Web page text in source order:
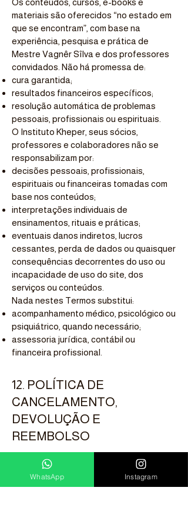
Os conteúdos, cursos, e-books e
materiais são oferecidos “no estado em
que se encontram”, com base na
experiência, pesquisa e prática de
Mestre Vagnêr Sîlva e dos professores
convidados. Não há promessa de:
cura garantida;
resultados financeiros específicos;
resolução automática de problemas
pessoais, profissionais ou espirituais.
O Instituto Kheper, seus sócios,
professores e colaboradores não se
responsabilizam por:
decisões pessoais, profissionais,
espirituais ou financeiras tomadas com
base nos conteúdos;
interpretações individuais de
ensinamentos, rituais e práticas;
eventuais danos indiretos, lucros
cessantes, perda de dados ou quaisquer
consequências decorrentes do uso ou
incapacidade de uso do site, dos
serviços ou conteúdos.
Nada nestes Termos substitui:
acompanhamento médico, psicológico ou
psiquiátrico, quando necessário;
assessoria jurídica, contábil ou
financeira profissional.
12. POLÍTICA DE
CANCELAMENTO,
DEVOLUÇÃO E
REEMBOLSO
12.1. Produtos digitais (cursos,
WhatsApp Instagram